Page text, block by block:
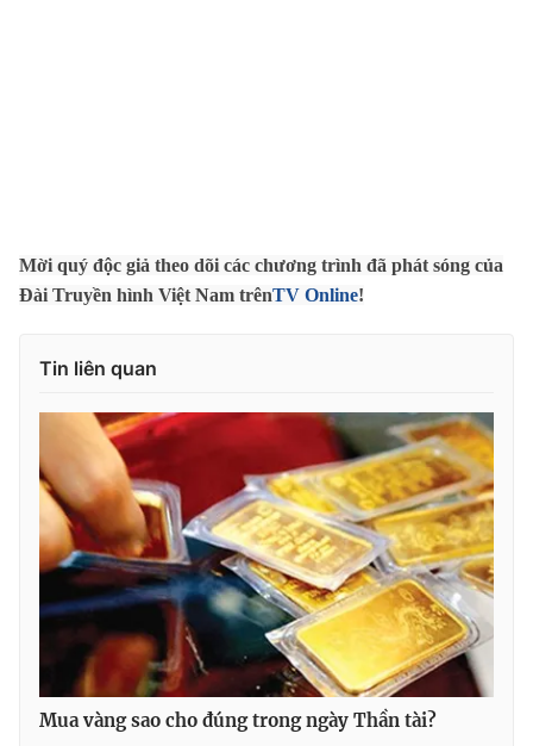
Theo dõi báo trên
Cơ quan chủ quản:Đài Truyền hình Việt Nam
Cơ quan báo chí:Thời báo VTV
Giấy phép hoạt động báo in và báo điện tử số 483/GP-BTTTT
cấp ngày 29/12/2023
Tổng Biên tập:Vũ Thanh Thủy
Phó Tổng Biên tập:Nguyễn Thị Mỹ Hạnh, Phạm Quốc Thắng,
Nguyễn Trọng Ninh
Tổng đài VTV:024.38 355 931 - 024.38 355 932
Mời quý độc giả theo dõi các chương trình đã phát sóng của
Đài Truyền hình Việt Nam trênTV Online!
Tin liên quan
Mua vàng sao cho đúng trong ngày Thần tài?